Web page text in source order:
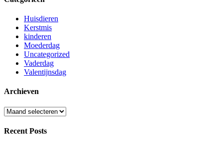
Huisdieren
Kerstmis
kinderen
Moederdag
Uncategorized
Vaderdag
Valentijnsdag
Archieven
Archieven
Recent Posts